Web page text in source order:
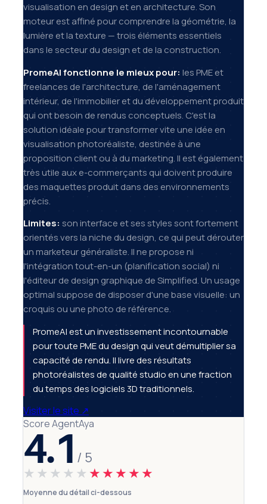
visualisation en design et en architecture. Son
moteur est affiné pour comprendre la géométrie, la
lumière et la texture — trois éléments essentiels
dans le secteur du design et de la construction.
PromeAI fonctionne le mieux pour: les PME et
freelances de l'architecture, de l'aménagement
intérieur, de l'immobilier et du développement produit
qui ont besoin de rendus conceptuels. C'est la
solution idéale pour transformer vite une idée en
visualisation photoréaliste, destinée à une
proposition client ou à du marketing. Il est également
très utile aux e-commerçants qui doivent produire
des maquettes produit dans des environnements
précis.
Limites: son interface et ses styles sont fortement
orientés vers la niche du design, ce qui peut dérouter
un marketeur généraliste. Il ne propose ni
l'intégration tout-en-un (planification social) ni
l'éditeur de design graphique de Simplified. Un usage
optimal suppose de disposer d'une base visuelle: un
croquis ou une photo de référence.
PromeAI est un investissement incontournable
pour toute PME du design qui veut démultiplier sa
capacité de rendu. Il livre des résultats
photoréalistes de qualité studio en une fraction
du temps des logiciels 3D traditionnels.
Visiter le site ↗
Score AgentAya
4.1 / 5
★★★★★ ★★★★★
Moyenne du détail ci-dessous